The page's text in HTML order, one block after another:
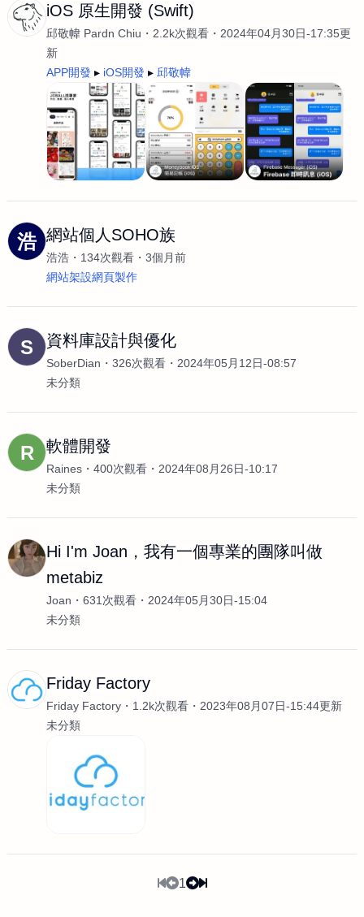
iOS 原生開發 (Swift)
邱敬幃 Pardn Chiu 2.2k次觀看
2024年04月30日-17:35更
新
APP開發
iOS開發 邱敬幃
浩 網站個人SOHO族
浩浩 134次觀看
3個月前
網站架設網頁製作
S 資料庫設計與優化
SoberDian 326次觀看
2024年05月12日-08:57
未分類
R 軟體開發
Raines 400次觀看
2024年08月26日-10:17
未分類
Hi I'm Joan，我有一個專業的團隊叫做
metabiz
Joan 631次觀看
2024年05月30日-15:04
未分類
Friday Factory
Friday Factory 1.2k次觀看
2023年08月07日-15:44更新
未分類
1